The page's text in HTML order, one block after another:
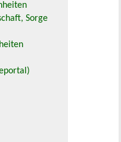
Sorge